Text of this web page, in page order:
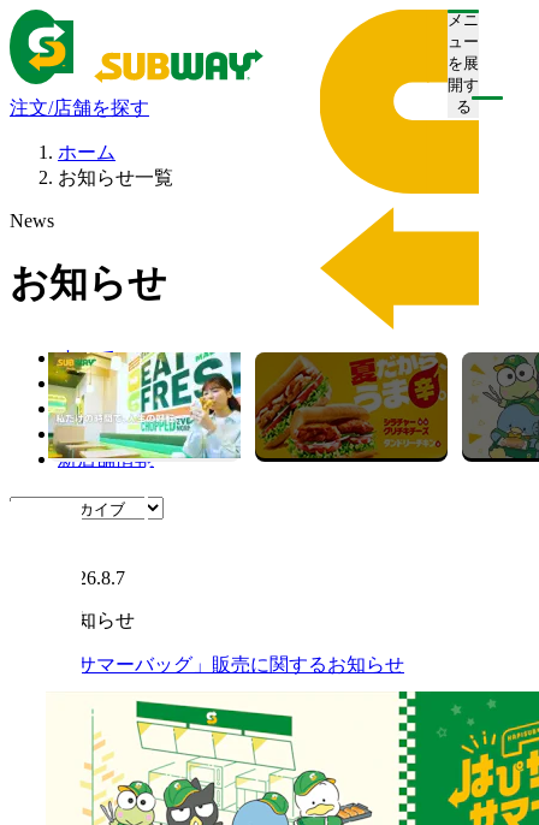
メニ
ュー
を展
開す
る
注文/店舗を探す
ホーム
お知らせ一覧
News
お知らせ
すべて
プレスリリース
お知らせ
キャンペーン
新店舗情報
2026.8.7
お知らせ
「サマーバッグ」販売に関するお知らせ
2026.8.7
お知らせ
「サマーバッグ」沖縄県内3店舗での販売開始延
期のお知らせ（※8月7日時点）